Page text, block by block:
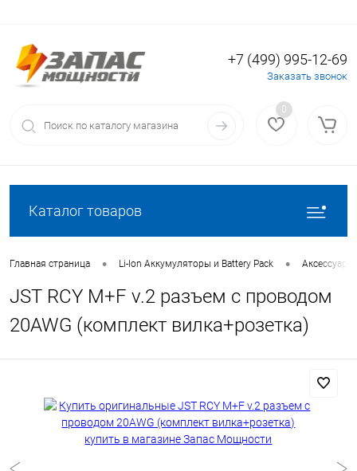
Вход Регистрация
+7 (499) 995-12-69
Заказать звонок
0
Каталог товаров
Главная страница • Li-Ion Аккумуляторы и Battery Pack • Аксессуары
JST RCY M+F v.2 разъем с проводом
20AWG (комплект вилка+розетка)